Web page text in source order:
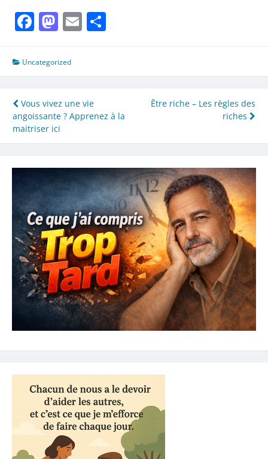
Facebook
Mastodon
Email
Uncategorized
Navigation
de
l’article
Vous vivez une vie
angoissante ? Apprenez à la
maitriser ici
Être riche – Les règles des
riches